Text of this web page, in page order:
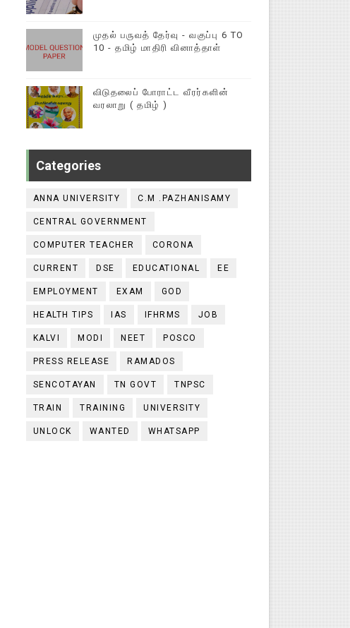
முதல் பருவத் தேர்வு - வகுப்பு 6 TO
10 - தமிழ் மாதிரி வினாத்தாள்
விடுதலைப் போராட்ட வீரர்களின்
வரலாறு ( தமிழ் )
Categories
ANNA UNIVERSITY C.M .PAZHANISAMY
CENTRAL GOVERNMENT
COMPUTER TEACHER CORONA
CURRENT DSE EDUCATIONAL EE
EMPLOYMENT EXAM GOD
HEALTH TIPS IAS IFHRMS JOB
KALVI MODI NEET POSCO
PRESS RELEASE RAMADOS
SENCOTAYAN TN GOVT TNPSC
TRAIN TRAINING UNIVERSITY
UNLOCK WANTED WHATSAPP